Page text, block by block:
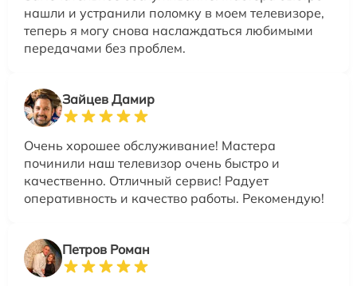
нашли и устранили поломку в моем телевизоре,
теперь я могу снова наслаждаться любимыми
передачами без проблем.
Зайцев Дамир
Очень хорошее обслуживание! Мастера
починили наш телевизор очень быстро и
качественно. Отличный сервис! Радует
оперативность и качество работы. Рекомендую!
Петров Роман